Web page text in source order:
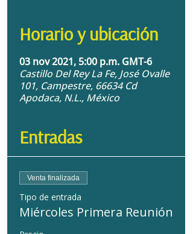
Horario y ubicación
03 nov 2021, 5:00 p.m. GMT-6
Castillo Del Rey La Fe, José Ovalle
101, Campestre, 66634 Cd
Apodaca, N.L., México
Entradas
Venta finalizada
Tipo de entrada
Miércoles Primera Reunión